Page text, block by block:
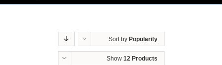
Sort by Popularity
Show 12 Products